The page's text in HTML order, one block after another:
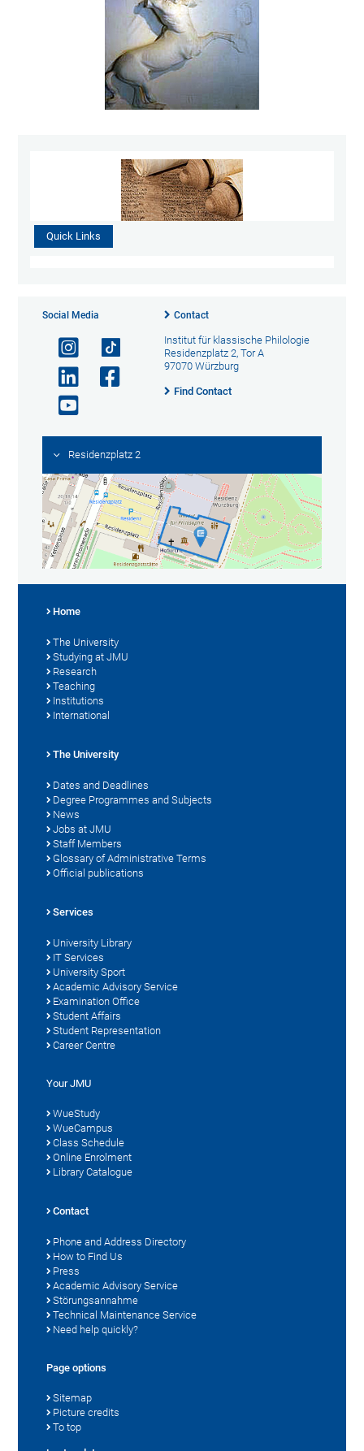
Quick Links
Social Media Contact
Institut für klassische Philologie
Residenzplatz 2, Tor A
97070 Würzburg
Find Contact
Residenzplatz 2
Home
The University
Studying at JMU
Research
Teaching
Institutions
International
The University
Dates and Deadlines
Degree Programmes and Subjects
News
Jobs at JMU
Staff Members
Glossary of Administrative Terms
Official publications
Services
University Library
IT Services
University Sport
Academic Advisory Service
Examination Office
Student Affairs
Student Representation
Career Centre
Your JMU
WueStudy
WueCampus
Class Schedule
Online Enrolment
Library Catalogue
Contact
Phone and Address Directory
How to Find Us
Press
Academic Advisory Service
Störungsannahme
Technical Maintenance Service
Need help quickly?
Page options
Sitemap
Picture credits
To top